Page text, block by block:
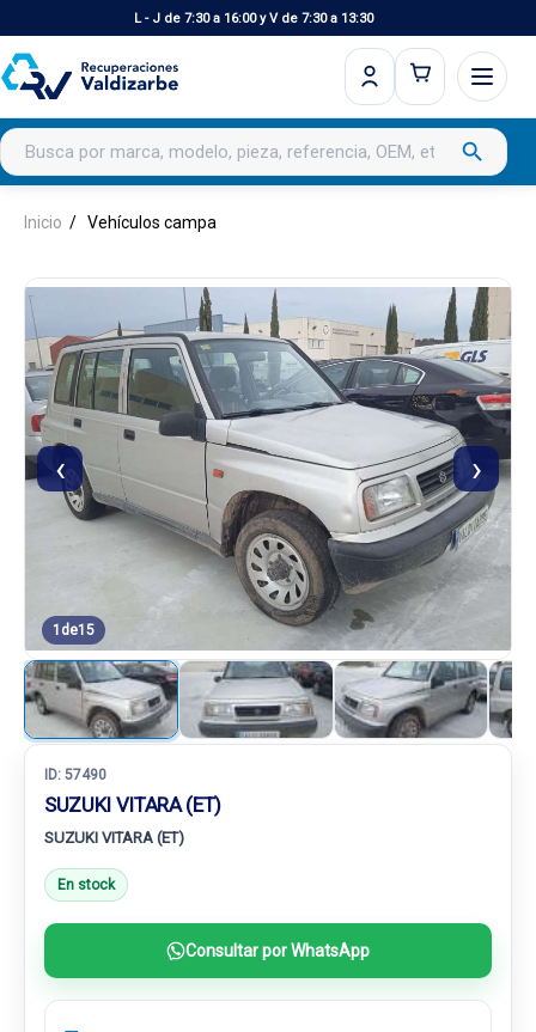
L - J de 7:30 a 16:00 y V de 7:30 a 13:30
Buscar productos search
Inicio Vehículos campa
‹ ›
1 de15
ID: 57490
SUZUKI VITARA (ET)
SUZUKI VITARA (ET)
En stock
Consultar por WhatsApp